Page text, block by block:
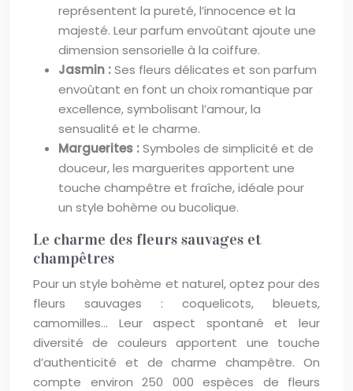
représentent la pureté, l’innocence et la
majesté. Leur parfum envoûtant ajoute une
dimension sensorielle à la coiffure.
Jasmin :Ses fleurs délicates et son parfum
envoûtant en font un choix romantique par
excellence, symbolisant l’amour, la
sensualité et le charme.
Marguerites :Symboles de simplicité et de
douceur, les marguerites apportent une
touche champêtre et fraîche, idéale pour
un style bohème ou bucolique.
Le charme des fleurs sauvages et
champêtres
Pour un style bohème et naturel, optez pour des
fleurs sauvages : coquelicots, bleuets,
camomilles… Leur aspect spontané et leur
diversité de couleurs apportent une touche
d’authenticité et de charme champêtre. On
compte environ 250 000 espèces de fleurs